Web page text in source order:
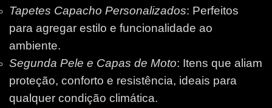
Tapetes Capacho Personalizados: Perfeitos
para agregar estilo e funcionalidade ao
ambiente.
Segunda Pele e Capas de Moto: Itens que aliam
proteção, conforto e resistência, ideais para
qualquer condição climática.